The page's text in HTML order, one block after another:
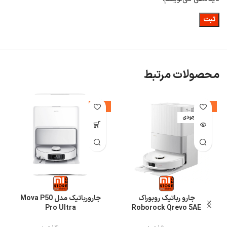
محصولات مرتبط
-7%
اتمام موجودی
جارو رباتیک روبوراک
Roborock Qrevo 5AE
-21%
جارورباتیک مدل Mova P50
Pro Ultra